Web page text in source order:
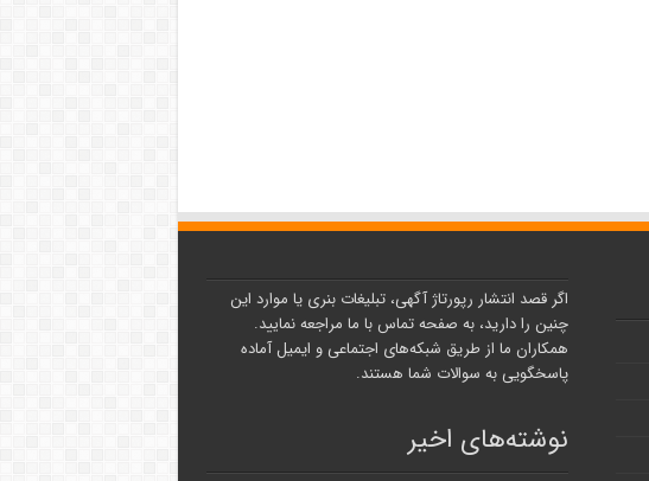
اگر قصد انتشار رپورتاژ آگهی، تبلیغات بنری یا موارد این
چنین را دارید، به صفحه تماس با ما مراجعه نمایید.
همکاران ما از طریق شبکه‌های اجتماعی و ایمیل آماده
پاسخگویی به سوالات شما هستند.
نوشته‌های اخیر